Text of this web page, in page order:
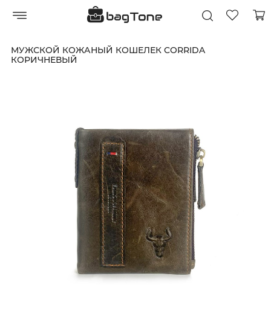
МУЖСКОЙ КОЖАНЫЙ КОШЕЛЕК CORRIDA
КОРИЧНЕВЫЙ